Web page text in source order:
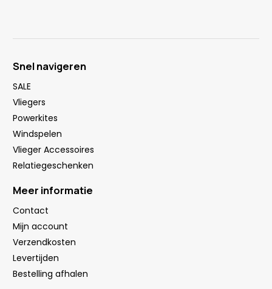
Snel navigeren
SALE
Vliegers
Powerkites
Windspelen
Vlieger Accessoires
Relatiegeschenken
Meer informatie
Contact
Mijn account
Verzendkosten
Levertijden
Bestelling afhalen